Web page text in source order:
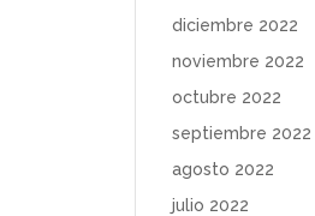
diciembre 2022
noviembre 2022
octubre 2022
septiembre 2022
agosto 2022
julio 2022